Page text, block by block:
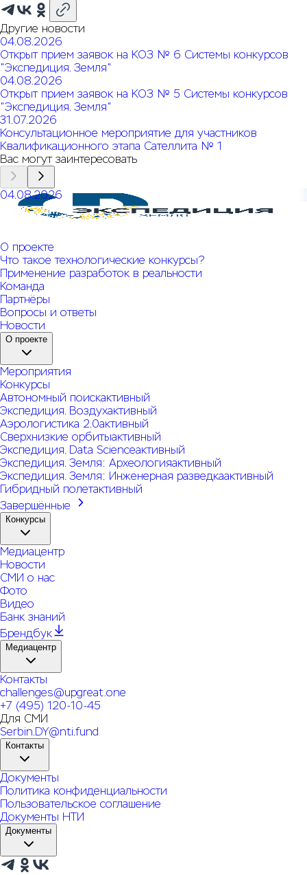
Другие новости
04.08.2026
Открыт прием заявок на КОЗ № 6 Системы конкурсов
"Экспедиция. Земля"
04.08.2026
Открыт прием заявок на КОЗ № 5 Системы конкурсов
"Экспедиция. Земля"
31.07.2026
Консультационное мероприятие для участников
Квалификационного этапа Сателлита № 1
Вас могут заинтересовать
04.08.2026
Открыт прием заявок на КОЗ № 6 Системы конкурсов
"Экспедиция. Земля"
О проекте
Что такое технологические конкурсы?
Применение разработок в реальности
Команда
Партнёры
Вопросы и ответы
Новости
О проекте
Мероприятия
Конкурсы
Автономный поискактивный
Экспедиция. Воздухактивный
Аэрологистика 2.0активный
Сверхнизкие орбитыактивный
Экспедиция. Data Scienceактивный
Экспедиция. Земля: Археологияактивный
Экспедиция. Земля: Инженерная разведкаактивный
Гибридный полетактивный
Завершённые
Конкурсы
Медиацентр
Новости
СМИ о нас
Фото
Видео
Банк знаний
Брендбук
Медиацентр
Контакты
challenges@upgreat.one
+7 (495) 120-10-45
Для СМИ
Serbin.DY@nti.fund
Контакты
Документы
Политика конфиденциальности
Пользовательское соглашение
Документы НТИ
Документы